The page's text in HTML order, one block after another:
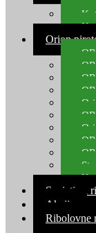
Orion
Savjeti za
Akcija
Ribolovne